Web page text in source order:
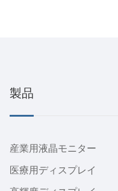
製品
産業用液晶モニター
医療用ディスプレイ